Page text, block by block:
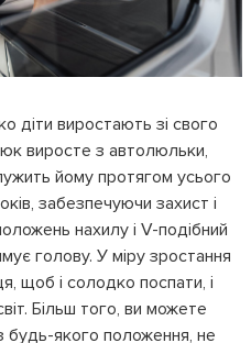
діти виростають зі свого
виросте з автолюльки,
йому протягом усього
забезпечуючи захист і
нахилу і V-подібний
голову. У міру зростання
щоб і солодко поспати, і
Більш того, ви можете
будь-якого положення, не